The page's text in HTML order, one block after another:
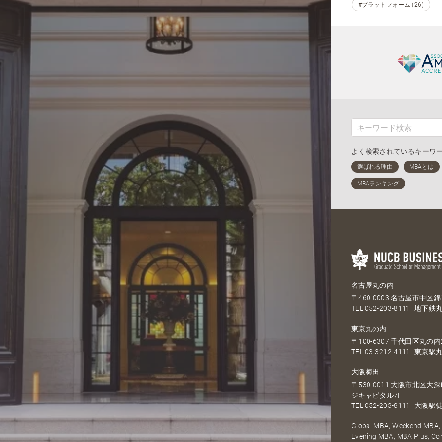
#プラットフォーム (26)
よく検索されているキーワ
名古屋丸の内
〒460-0003 名古屋市中区
TEL052-203-8111 地下鉄
東京丸の内
〒100-6307 千代田区丸の
TEL03-3212-4111 東京駅
大阪梅田
〒530-0011 大阪市北区大
ジキャピタル7F
TEL052-203-8111 大阪駅
Global MBA, Weekend
Evening MBA, MBA Plus,